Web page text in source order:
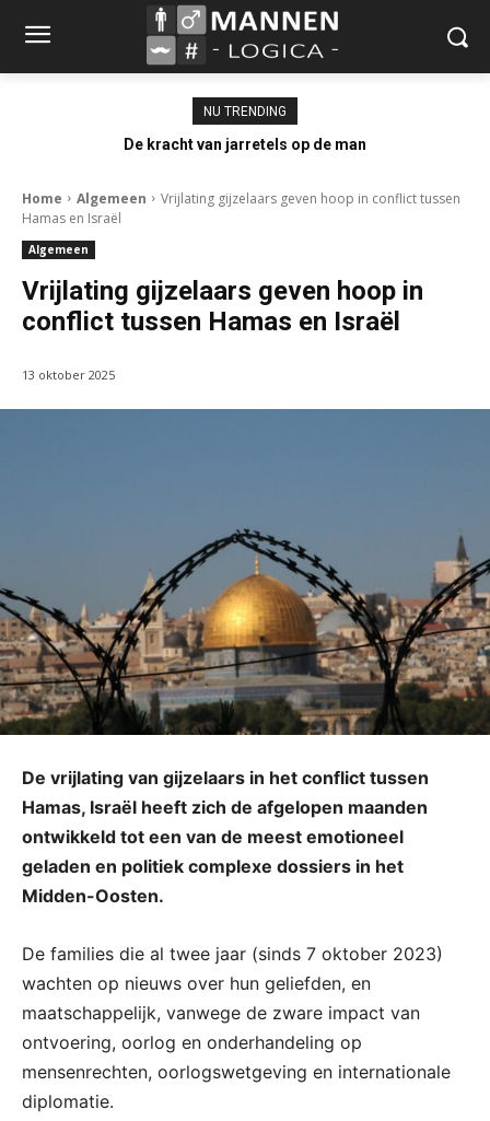
NU TRENDING
De kracht van jarretels op de man
Home Algemeen
Vrijlating gijzelaars geven hoop in conflict tussen
Hamas en Israël
Algemeen
Vrijlating gijzelaars geven hoop in
conflict tussen Hamas en Israël
13 oktober 2025
De vrijlating van gijzelaars in het conflict tussen
Hamas, Israël heeft zich de afgelopen maanden
ontwikkeld tot een van de meest emotioneel
geladen en politiek complexe dossiers in het
Midden-Oosten.
De families die al twee jaar (sinds 7 oktober 2023)
wachten op nieuws over hun geliefden, en
maatschappelijk, vanwege de zware impact van
ontvoering, oorlog en onderhandeling op
mensenrechten, oorlogswetgeving en internationale
diplomatie.